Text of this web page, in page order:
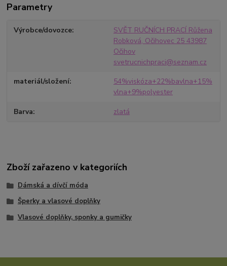
Parametry
Výrobce/dovozce
SVĚT RUČNÍCH PRACÍ Růžena
Robková, Očihovec 25 43987
Očihov
svetrucnichpraci@seznam.cz
materiál/složení
54%viskóza+22%bavlna+15%
vlna+9%polyester
Barva zlatá
Zboží zařazeno v kategoriích
Dámská a dívčí móda
Šperky a vlasové doplňky
Vlasové doplňky, sponky a gumičky